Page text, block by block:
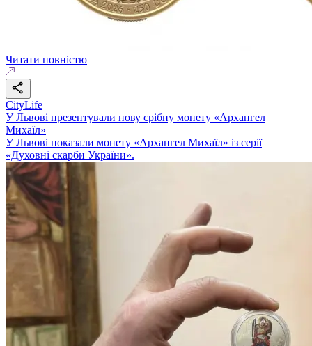
Читати повністю
CityLife
У Львові презентували нову срібну монету «Архангел
Михаїл»
У Львові показали монету «Архангел Михаїл» із серії
«Духовні скарби України».